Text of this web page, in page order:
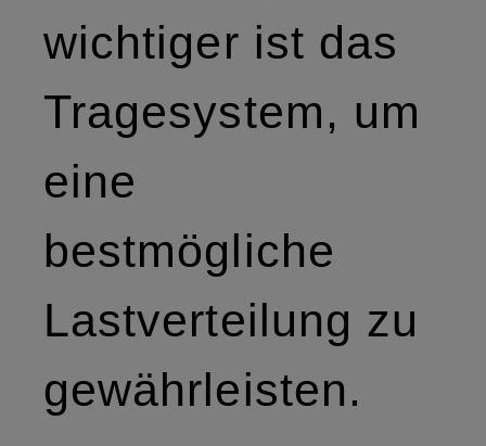
wichtiger ist das
Tragesystem, um
eine
bestmögliche
Lastverteilung zu
gewährleisten.